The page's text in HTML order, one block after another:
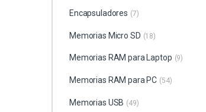
Encapsuladores (7)
Memorias Micro SD (18)
Memorias RAM para Laptop (9)
Memorias RAM para PC (54)
Memorias USB (49)